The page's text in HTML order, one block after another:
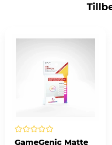
GameGenic Matte